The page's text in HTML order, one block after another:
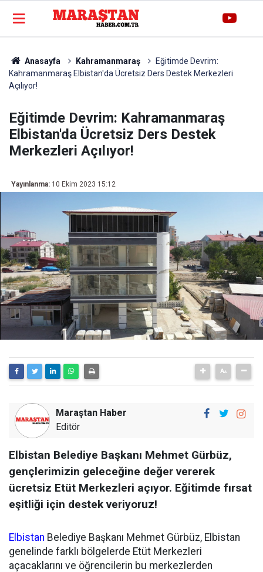
Anasayfa Kahramanmaraş
Eğitimde Devrim:
Kahramanmaraş Elbistan'da Ücretsiz Ders Destek Merkezleri
Açılıyor!
Eğitimde Devrim: Kahramanmaraş
Elbistan'da Ücretsiz Ders Destek
Merkezleri Açılıyor!
Yayınlanma: 10 Ekim 2023 15:12
Maraştan Haber
Editör
Elbistan Belediye Başkanı Mehmet Gürbüz,
gençlerimizin geleceğine değer vererek
ücretsiz Etüt Merkezleri açıyor. Eğitimde fırsat
eşitliği için destek veriyoruz!
Elbistan Belediye Başkanı Mehmet Gürbüz, Elbistan
genelinde farklı bölgelerde Etüt Merkezleri
açacaklarını ve öğrencilerin bu merkezlerden